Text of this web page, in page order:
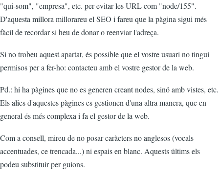
"qui-som", "empresa", etc. per evitar les URL com "node/155".
D'aquesta millora millorareu el SEO i fareu que la pàgina sigui més
fàcil de recordar si heu de donar o reenviar l'adreça.
Si no trobeu aquest apartat, és possible que el vostre usuari no tingui
permisos per a fer-ho: contacteu amb el vostre gestor de la web.
Pd.: hi ha pàgines que no es generen creant nodes, sinó amb vistes, etc.
Els alies d'aquestes pàgines es gestionen d'una altra manera, que en
general és més complexa i fa el gestor de la web.
Com a consell, mireu de no posar caràcters no anglesos (vocals
accentuades, ce trencada...) ni espais en blanc. Aquests últims els
podeu substituir per guions.